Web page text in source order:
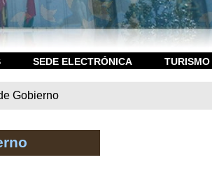
SEDE ELECTRÓNICA TURISMO
Gobierno